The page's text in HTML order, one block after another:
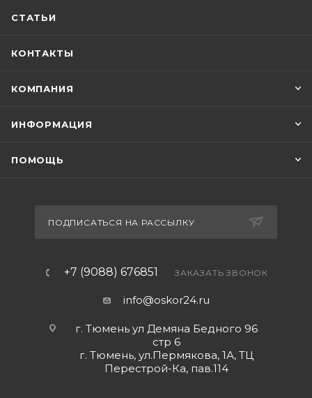
СТАТЬИ
КОНТАКТЫ
КОМПАНИЯ
ИНФОРМАЦИЯ
ПОМОЩЬ
ПОДПИСАТЬСЯ НА РАССЫЛКУ
+7 (9088) 676851 ЗАКАЗАТЬ ЗВОНОК
info@oskor24.ru
г. Тюмень ул Демяна Бедного 96
стр 6
г. Тюмень, ул.Пермякова, 1А, ТЦ
Перестрой-Ка, пав.114